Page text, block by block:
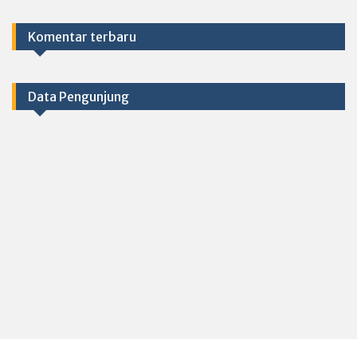
Komentar terbaru
Data Pengunjung